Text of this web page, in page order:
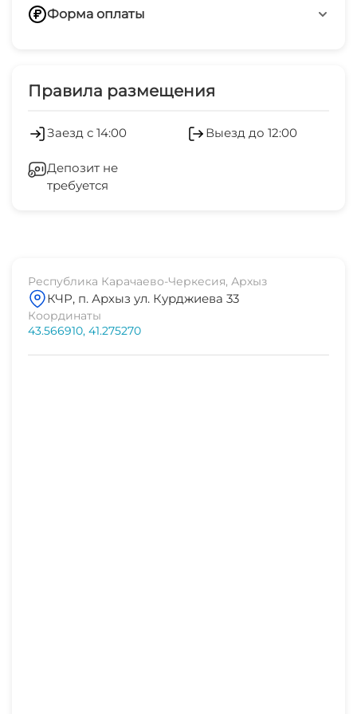
Расстояние до канадки
Форма оплаты
Наличные
Правила размещения
Заезд с 14:00 Выезд до 12:00
Депозит не
требуется
Республика Карачаево-Черкесия, Архыз
КЧР, п. Архыз ул. Курджиева 33
Координаты
43.566910, 41.275270